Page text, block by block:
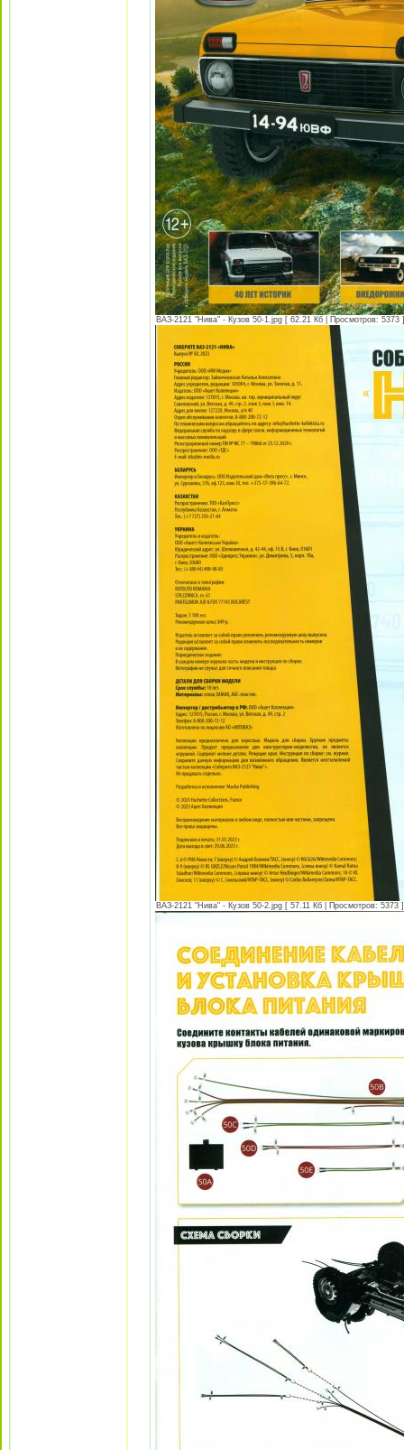
ВАЗ-2121 "Нива" - Кузов 50-1.jpg [ 62.21 Кб | Просмотров: 5373 ]
ВАЗ-2121 "Нива" - Кузов 50-2.jpg [ 57.11 Кб | Просмотров: 5373 ]